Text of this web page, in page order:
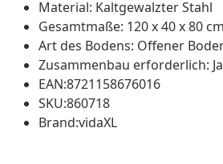
Material: Kaltgewalzter Stahl
Gesamtmaße: 120 x 40 x 80
Art des Bodens: Offener
Zusammenbau erforderlich: Ja
EAN:8721158676016
SKU:860718
Brand:vidaXL